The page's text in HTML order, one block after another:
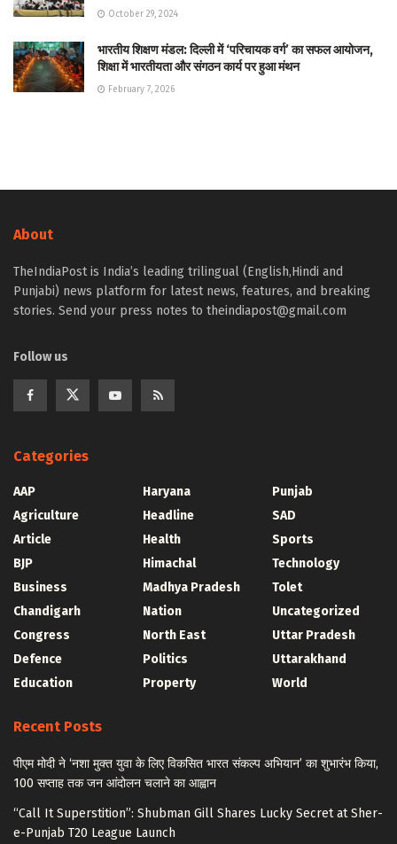
October 29, 2024
भारतीय शिक्षण मंडल: दिल्ली में ‘परिचायक वर्ग’ का सफल आयोजन,
शिक्षा में भारतीयता और संगठन कार्य पर हुआ मंथन
February 7, 2026
About
TheIndiaPost is India’s leading trilingual (English,Hindi and
Punjabi) news platform for latest news, features, and breaking
stories. Send your press notes to theindiapost@gmail.com
Follow us
Categories
AAP
Agriculture
Article
BJP
Business
Chandigarh
Congress
Defence
Education
Haryana
Headline
Health
Himachal
Madhya Pradesh
Nation
North East
Politics
Property
Punjab
SAD
Sports
Technology
Tolet
Uncategorized
Uttar Pradesh
Uttarakhand
World
Recent Posts
पीएम मोदी ने ‘नशा मुक्त युवा के लिए विकसित भारत संकल्प अभियान’ का शुभारंभ किया,
100 सप्ताह तक जन आंदोलन चलाने का आह्वान
“Call It Superstition”: Shubman Gill Shares Lucky Secret at Sher-
e-Punjab T20 League Launch